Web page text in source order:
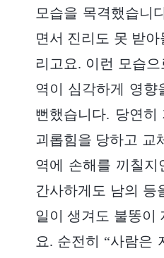
모습을 목격했습니
면서 진리도 못 받
리고요. 이런 모습
역이 심각하게 영향
뻔했습니다. 당연
괴롭힘을 당하고 교
역에 손해를 끼칠
간사하게도 남의 등
일이 생겨도 불똥이
요. 순전히 “사람은